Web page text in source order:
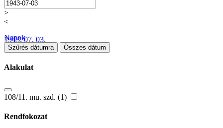
>
<
1943. 07. 03.
Napok
Szűrés dátumra Összes dátum
Alakulat
108/11. mu. szd. (1)
Rendfokozat